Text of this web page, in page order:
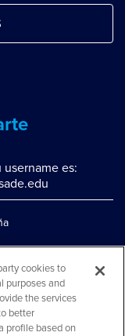
es:
cookies to
purposes and
the services
better
profile based on